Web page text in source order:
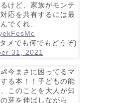
けど、家族がモンテ
応を共有するには最
でくれ…
メでも何でもどうぞ)
31, 2021
今まさに困ってるマ
る本！！子どもの能
このことを大人が知
芽を伸ばしながら